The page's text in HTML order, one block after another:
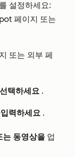
설정하세요:
페이지 또는
또는 외부 페
선택하세요 .
입력하세요 .
는 동영상을 업